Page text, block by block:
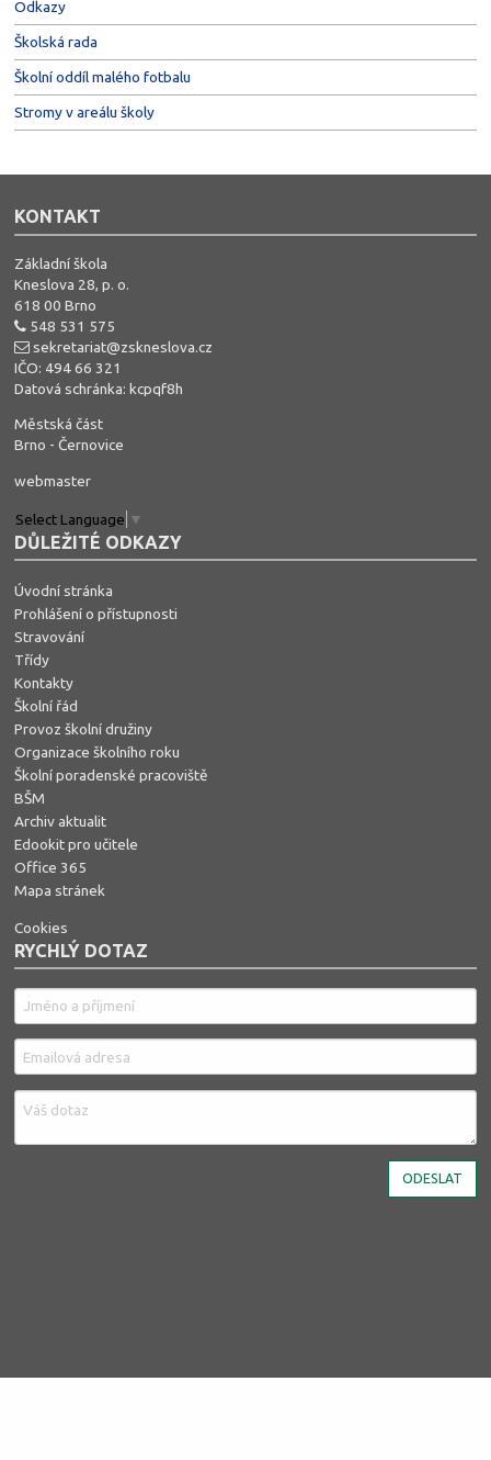
Odkazy
Školská rada
Školní oddíl malého fotbalu
Stromy v areálu školy
KONTAKT
Základní škola
Kneslova 28, p. o.
618 00 Brno
548 531 575
sekretariat@zskneslova.cz
IČO: 494 66 321
Datová schránka: kcpqf8h
Městská část
Brno - Černovice
webmaster
Select Language ▼
DŮLEŽITÉ ODKAZY
Úvodní stránka
Prohlášení o přístupnosti
Stravování
Třídy
Kontakty
Školní řád
Provoz školní družiny
Organizace školního roku
Školní poradenské pracoviště
BŠM
Archiv aktualit
Edookit pro učitele
Office 365
Mapa stránek
Cookies
RYCHLÝ DOTAZ